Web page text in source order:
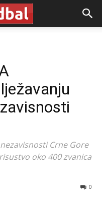
Crne Gore
oko 400 zvanica
0